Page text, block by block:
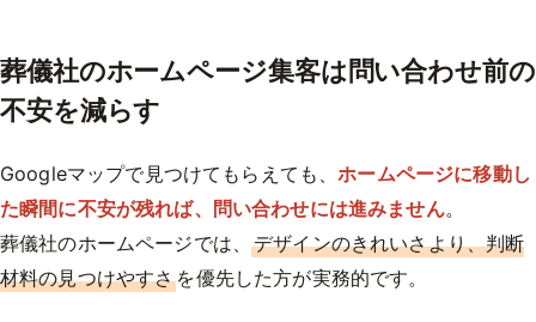
葬儀社のホームページ集客は問い合わせ前の
不安を減らす
Googleマップで見つけてもらえても、ホームページに移動し
た瞬間に不安が残れば、問い合わせには進みません。
葬儀社のホームページでは、デザインのきれいさより、判断
材料の見つけやすさを優先した方が実務的です。